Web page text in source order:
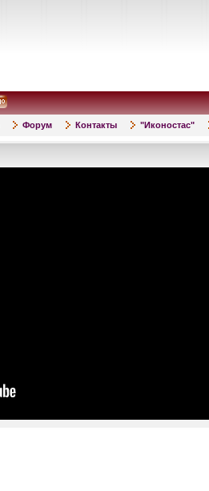
Форум Контакты "Иконостас"